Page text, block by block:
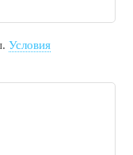
Условия